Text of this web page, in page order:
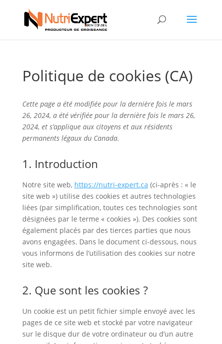
Politique de cookies (CA)
Cette page a été modifiée pour la dernière fois le mars
26, 2024, a été vérifiée pour la dernière fois le mars 26,
2024, et s’applique aux citoyens et aux résidents
permanents légaux du Canada.
1. Introduction
Notre site web, https://nutri-expert.ca (ci-après : « le
site web ») utilise des cookies et autres technologies
liées (par simplification, toutes ces technologies sont
désignées par le terme « cookies »). Des cookies sont
également placés par des tierces parties que nous
avons engagées. Dans le document ci-dessous, nous
vous informons de l’utilisation des cookies sur notre
site web.
2. Que sont les cookies ?
Un cookie est un petit fichier simple envoyé avec les
pages de ce site web et stocké par votre navigateur
sur le disque dur de votre ordinateur ou d’un autre